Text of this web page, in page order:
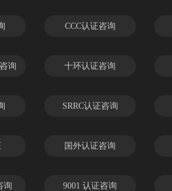
CCC认证咨询
询 十环认证咨询
SRRC认证咨询
国外认证咨询
询 9001 认证咨询